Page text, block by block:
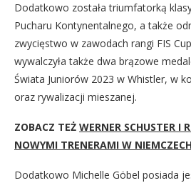
Dodatkowo została triumfatorką
Pucharu Kontynentalnego, a także
zwycięstwo w zawodach rangi FIS
wywalczyła także dwa brązowe
Świata Juniorów 2023 w Whistler, w
oraz rywalizacji mieszanej.
ZOBACZ TEŻ WERNER SCHUSTER I
NOWYMI TRENERAMI W
Dodatkowo Michelle Göbel posiada